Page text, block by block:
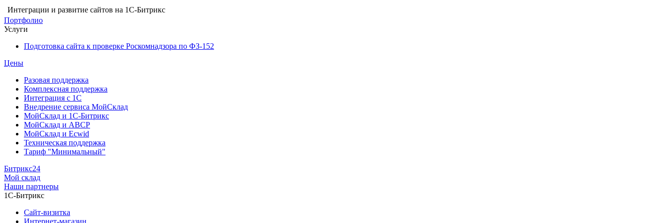
Интеграции и развитие сайтов на 1С-Битрикс
Портфолио
Услуги
Подготовка сайта к проверке Роскомнадзора по ФЗ-152
Цены
Разовая поддержка
Комплексная поддержка
Интеграция с 1С
Внедрение сервиса МойСклад
МойСклад и 1С-Битрикс
МойСклад и ABCP
МойСклад и Ecwid
Техническая поддержка
Тариф "Минимальный"
Битрикс24
Мой склад
Наши партнеры
1С-Битрикс
Сайт-визитка
Интернет-магазин